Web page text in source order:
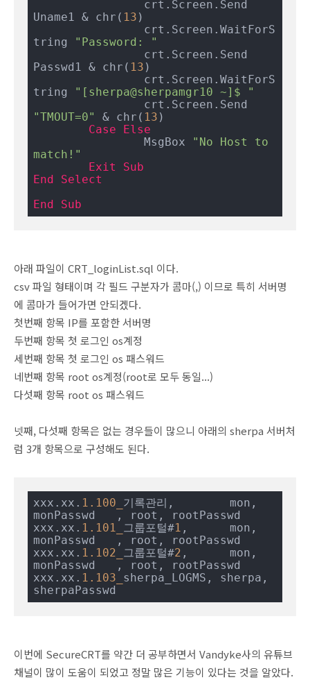
Uname1 & chr( 13 )
tring
"Password: "
Passwd1 & chr( 13 )
tring
"[sherpa@sherpamgr10 ~]$ "
"TMOUT=0"
& chr( 13 )
Case
Else
		MsgBox
"No Host to
match!"
Exit
Sub
End
Select
End
Sub
아래 파일이 CRT_loginList.sql 이다.
csv 파일 형태이며 각 필드 구분자가 콤마(,) 이므로 특히 서버명
에 콤마가 들어가면 안되겠다.
첫번째 항목 IP를 포함한 서버명
두번째 항목 첫 로그인 os계정
세번째 항목 첫 로그인 os 패스워드
네번째 항목 root os계정(root로 모두 동일...)
다섯째 항목 root os 패스워드
넷째, 다섯째 항목은 없는 경우들이 많으니 아래의 sherpa 서버처
럼 3개 항목으로 구성해도 된다.
xxx.xx. 1.100_ 기록관리,        mon,
monPasswd   , root, rootPasswd
xxx.xx. 1.101_ 그룹포털#1 ,      mon,
monPasswd   , root, rootPasswd
xxx.xx. 1.102_ 그룹포털#2 ,      mon,
monPasswd   , root, rootPasswd
xxx.xx. 1.103_ sherpa_LOGMS, sherpa,
sherpaPasswd
이번에 SecureCRT를 약간 더 공부하면서 Vandyke사의 유튜브
채널이 많이 도움이 되었고 정말 많은 기능이 있다는 것을 알았다.